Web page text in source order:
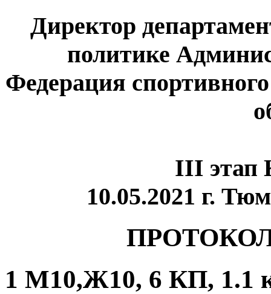
Директор
политике
Федерация
III этап
10.05.2021 г.
1 М10,Ж10, 6 КП, 1.1